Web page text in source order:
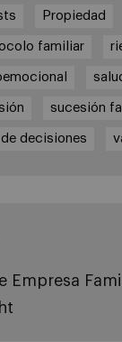
Propiedad
familiar
sucesión
decisiones
Empresa